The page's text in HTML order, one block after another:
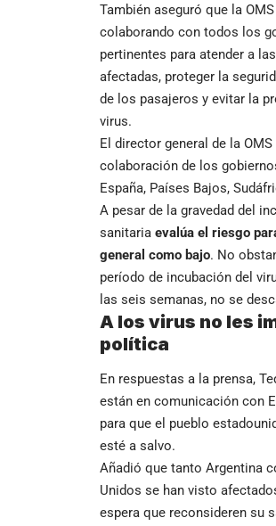
También aseguró que la
colaborando con todos los
pertinentes para atender a
afectadas, proteger la
de los pasajeros y evitar la
virus.
El director general de la
colaboración de los
España, Países Bajos,
A pesar de la gravedad del
sanitaria evalúa el riesgo
general como bajo. No
período de incubación del
las seis semanas, no se
A los virus no les
política
En respuestas a la prensa,
están en comunicación con
para que el pueblo
esté a salvo.
Añadió que tanto Argentina
Unidos se han visto
espera que reconsideren su